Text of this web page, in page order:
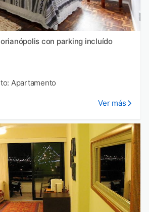
con parking incluído
Apartamento
Ver más